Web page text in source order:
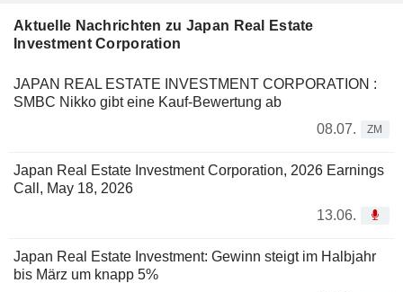
Aktuelle Nachrichten zu Japan Real Estate
Investment Corporation
JAPAN REAL ESTATE INVESTMENT CORPORATION :
SMBC Nikko gibt eine Kauf-Bewertung ab
08.07.
ZM
Japan Real Estate Investment Corporation, 2026 Earnings
Call, May 18, 2026
13.06.
Japan Real Estate Investment: Gewinn steigt im Halbjahr
bis März um knapp 5%